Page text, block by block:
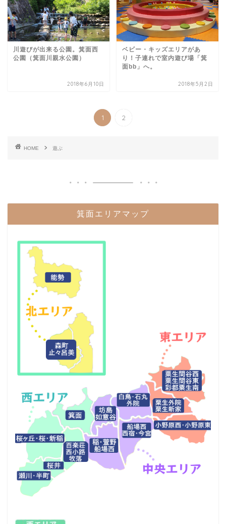
川遊びが出来る公園。箕面西
公園（箕面川親水公園）
2018年6月10日
ベビー・キッズエリアがあ
り！子連れで室内遊び場「箕
面bb」へ。
2018年5月2日
1 2
HOME 遊ぶ
箕面エリアマップ